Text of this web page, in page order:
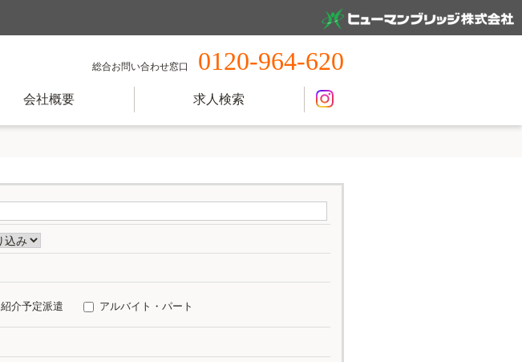
総合お問い合わせ窓口 0120-964-620
会社概要 求人検索
紹介予定派遣 アルバイト・パート